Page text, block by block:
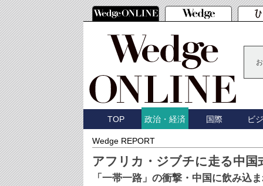
TOP 政治・経済 国際 ビ
Wedge REPORT
アフリカ・ジブチに走る中国
「一帯一路」の衝撃・中国に飲み込